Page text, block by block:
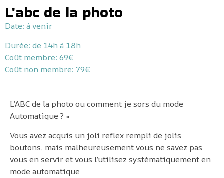
L'abc de la photo
Date: à venir
Durée: de 14h à 18h
Coût membre: 69€
Coût non membre: 79€
L’ABC de la photo ou comment je sors du mode
Automatique ? »
Vous avez acquis un joli reflex rempli de jolis
boutons, mais malheureusement vous ne savez pas
vous en servir et vous l’utilisez systématiquement en
mode automatique